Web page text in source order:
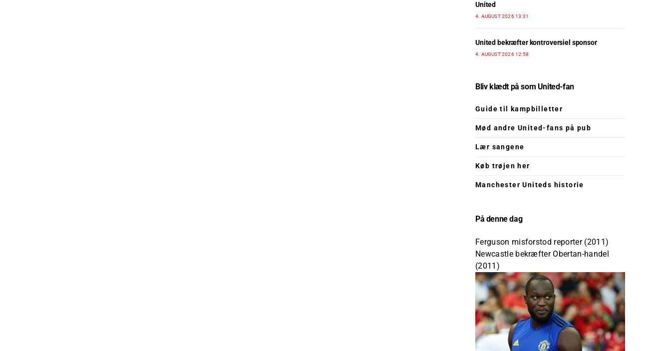
United
4. AUGUST 2026 13:31
United bekræfter kontroversiel sponsor
4. AUGUST 2026 12:58
Bliv klædt på som United-fan
Guide til kampbilletter
Mød andre United-fans på pub
Lær sangene
Køb trøjen her
Manchester Uniteds historie
På denne dag
Ferguson misforstod reporter (2011)
Newcastle bekræfter Obertan-handel
(2011)